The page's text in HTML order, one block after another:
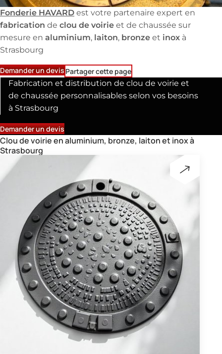
Fonderie HAVARDest votre partenaire expert en
fabrication de clou de voirieet de chaussée sur
mesure en aluminium, laiton, bronzeet inox à
Strasbourg
Demander un devisPartager cette page
Fabrication et distribution de clou de voirie et
de chaussée personnalisables selon vos besoins
à Strasbourg
Demander un devis
Clou de voirie en aluminium, bronze, laiton et inox à
Strasbourg